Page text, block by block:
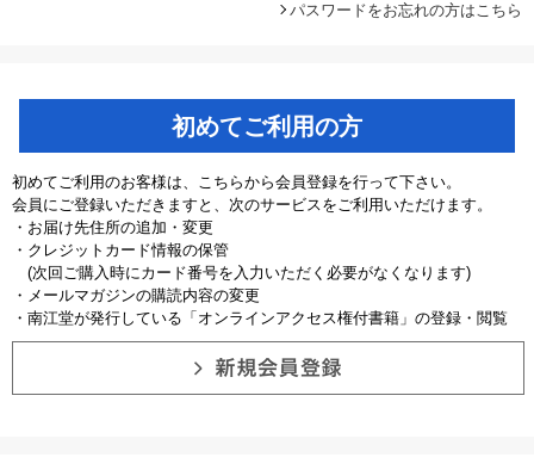
パスワードをお忘れの方はこちら
初めてご利用の方
初めてご利用のお客様は、こちらから会員登録を行って下さい。
会員にご登録いただきますと、次のサービスをご利用いただけます。
・お届け先住所の追加・変更
・クレジットカード情報の保管
(次回ご購入時にカード番号を入力いただく必要がなくなります)
・メールマガジンの購読内容の変更
・南江堂が発行している「オンラインアクセス権付書籍」の登録・閲覧